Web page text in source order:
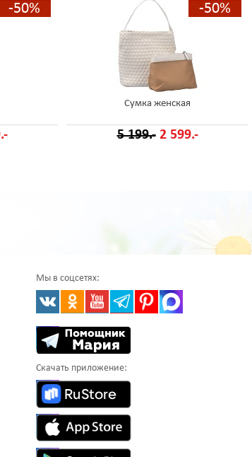
-50% -50%
Сумка женская
5 199.- 2 599.-
Мы в соцсетях:
Скачать приложение: